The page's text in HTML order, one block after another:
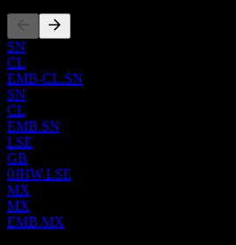
Index โดยใช้เทคนิคการสุ่มตัวอย่างที่เ
sampling technique) ทั้งนี้ iShares Trust -
Emerging Markets Bond ETF ก่อตั้งขึ้
และมีถิ่นที่อยู่ทางกฎหมายในสหรัฐอเม
SN
CL
EMB-CL.SN
SN
CL
EMB.SN
LSE
GB
0JHW.LSE
MX
MX
EMB.MX